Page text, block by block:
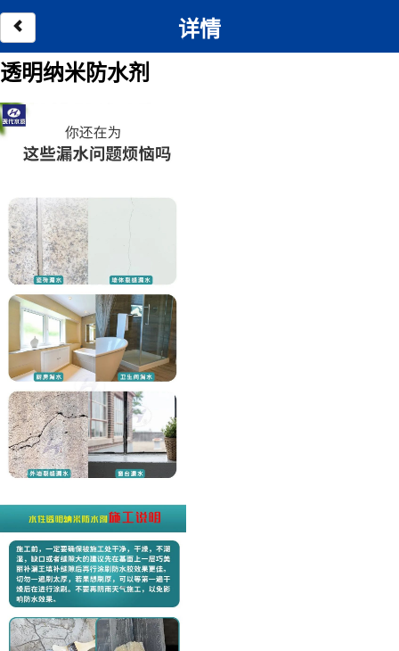
详情
透明纳米防水剂